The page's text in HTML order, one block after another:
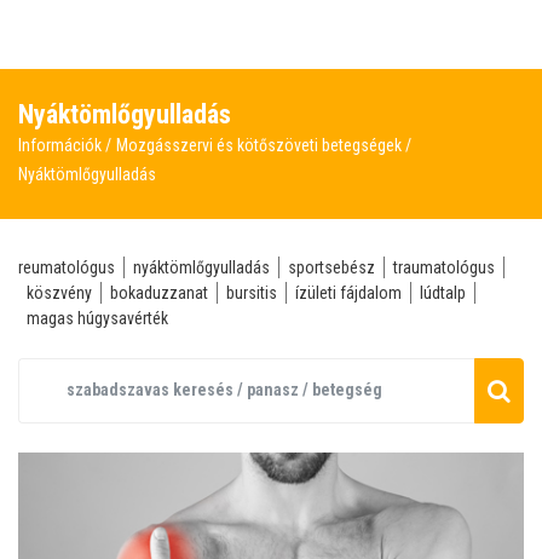
Nyáktömlőgyulladás
Információk
Mozgásszervi és kötőszöveti betegségek
Nyáktömlőgyulladás
reumatológus nyáktömlőgyulladás sportsebész
traumatológus
köszvény
bokaduzzanat bursitis ízületi fájdalom
lúdtalp
magas húgysavérték